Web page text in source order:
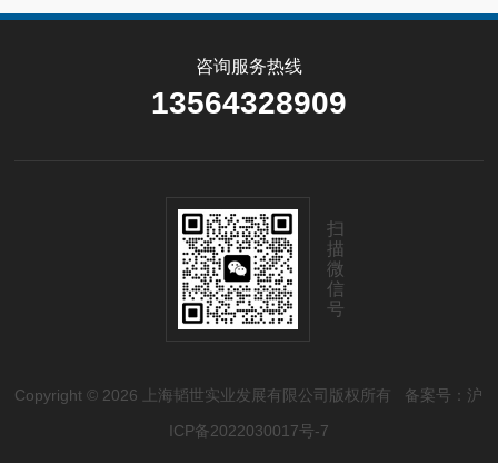
咨询服务热线
13564328909
扫
描
微
信
号
Copyright © 2026 上海韬世实业发展有限公司版权所有 备案号：沪
ICP备2022030017号-7